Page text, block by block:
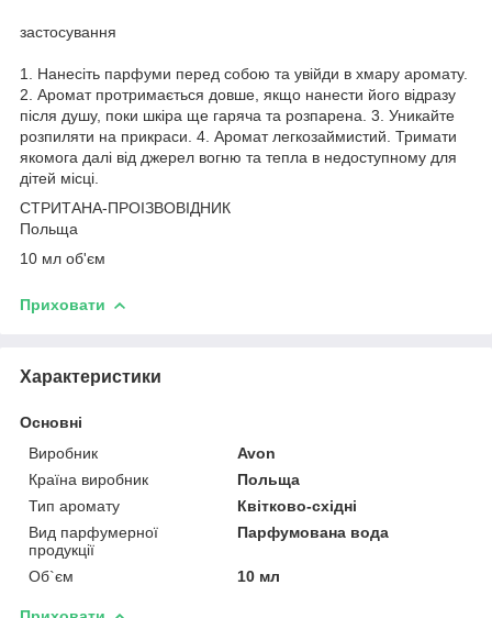
застосування
1. Нанесіть парфуми перед собою та увійди в хмару аромату.
2. Аромат протримається довше, якщо нанести його відразу
після душу, поки шкіра ще гаряча та розпарена. 3. Уникайте
розпиляти на прикраси. 4. Аромат легкозаймистий. Тримати
якомога далі від джерел вогню та тепла в недоступному для
дітей місці.
СТРИТАНА-ПРОІЗВОВІДНИК
Польща
10 мл об'єм
Приховати
Характеристики
Основні
Виробник
Avon
Країна виробник
Польща
Тип аромату
Квітково-східні
Вид парфумерної
продукції
Парфумована вода
Об`єм 10 мл